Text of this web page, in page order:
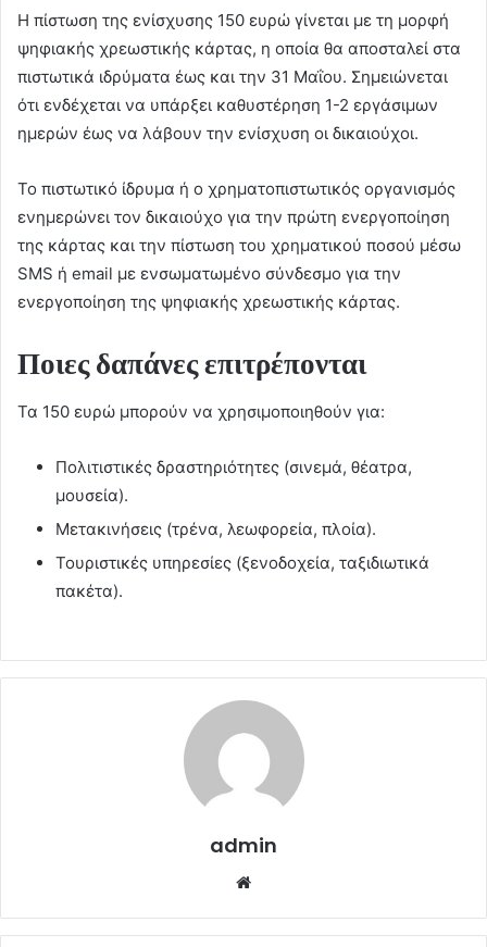
Η πίστωση της ενίσχυσης 150 ευρώ γίνεται με τη μορφή
ψηφιακής χρεωστικής κάρτας, η οποία θα αποσταλεί στα
πιστωτικά ιδρύματα έως και την 31 Μαΐου. Σημειώνεται
ότι ενδέχεται να υπάρξει καθυστέρηση 1-2 εργάσιμων
ημερών έως να λάβουν την ενίσχυση οι δικαιούχοι.
Το πιστωτικό ίδρυμα ή ο χρηματοπιστωτικός οργανισμός
ενημερώνει τον δικαιούχο για την πρώτη ενεργοποίηση
της κάρτας και την πίστωση του χρηματικού ποσού μέσω
SMS ή email με ενσωματωμένο σύνδεσμο για την
ενεργοποίηση της ψηφιακής χρεωστικής κάρτας.
Ποιες δαπάνες επιτρέπονται
Τα 150 ευρώ μπορούν να χρησιμοποιηθούν για:
Πολιτιστικές δραστηριότητες (σινεμά, θέατρα,
μουσεία).
Μετακινήσεις (τρένα, λεωφορεία, πλοία).
Τουριστικές υπηρεσίες (ξενοδοχεία, ταξιδιωτικά
πακέτα).
admin